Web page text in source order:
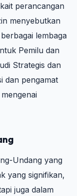
perancangan
menyebutkan
lembaga
Pemilu dan
Strategis dan
dan pengamat
Undang yang
yang signifikan,
juga dalam